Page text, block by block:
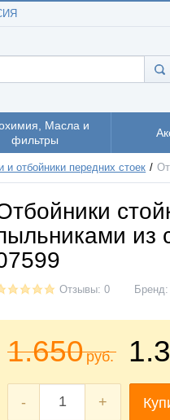
Масла и
фильтры
и отбойники передних стоек
из
Отзывы: 0 Бренд:
1.650руб.
- +